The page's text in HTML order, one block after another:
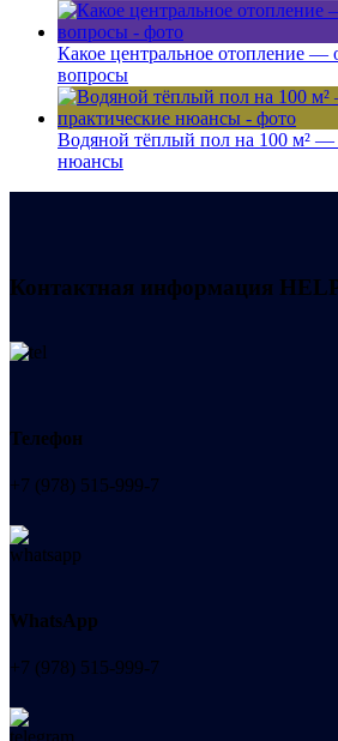
Какое центральное отопление —
вопросы
Водяной тёплый пол на 100 м² —
нюансы
Контактная информация
Телефон
+7 (978) 515-999-7
WhatsApp
+7 (978) 515-999-7